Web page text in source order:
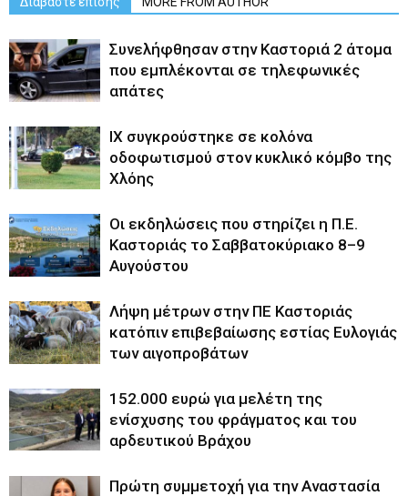
Συνελήφθησαν στην Καστοριά 2 άτομα
που εμπλέκονται σε τηλεφωνικές
απάτες
ΙΧ συγκρούστηκε σε κολόνα
οδοφωτισμού στον κυκλικό κόμβο της
Χλόης
Οι εκδηλώσεις που στηρίζει η Π.Ε.
Καστοριάς το Σαββατοκύριακο 8–9
Αυγούστου
Λήψη μέτρων στην ΠΕ Καστοριάς
κατόπιν επιβεβαίωσης εστίας Ευλογιάς
των αιγοπροβάτων
152.000 ευρώ για μελέτη της
ενίσχυσης του φράγματος και του
αρδευτικού Βράχου
Πρώτη συμμετοχή για την Αναστασία